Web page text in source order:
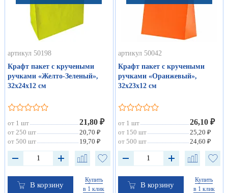
артикул 50198
Крафт пакет с кручеными
ручками «Желто-Зеленый»,
32х24х12 см
от 1 шт 21,80 ₽
от 250 шт
20,70 ₽
от 500 шт
19,70 ₽
В корзину
Купить
в 1 клик
артикул 50042
Крафт пакет с кручеными
ручками «Оранжевый»,
32х23х12 см
от 1 шт 26,10 ₽
от 150 шт
25,20 ₽
от 500 шт
24,60 ₽
В корзину
Купить
в 1 клик